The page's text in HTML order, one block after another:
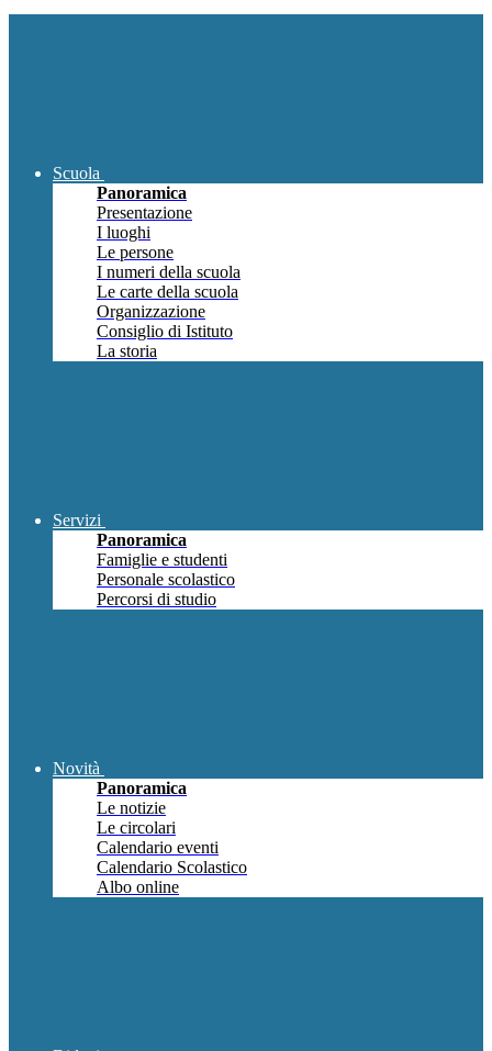
Scuola
Panoramica
Presentazione
I luoghi
Le persone
I numeri della scuola
Le carte della scuola
Organizzazione
Consiglio di Istituto
La storia
Servizi
Panoramica
Famiglie e studenti
Personale scolastico
Percorsi di studio
Novità
Panoramica
Le notizie
Le circolari
Calendario eventi
Calendario Scolastico
Albo online